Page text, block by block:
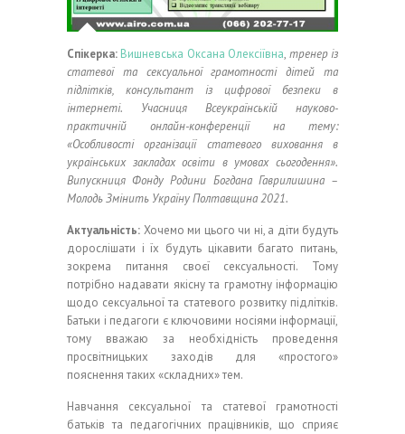
Спікерка: Вишневська Оксана Олексіївна, тренер із
статевої та сексуальної грамотності дітей та
підлітків, консультант із цифрової безпеки в
інтернеті.
Учасниця Всеукраїнській науково-
практичній онлайн-конференції на тему:
«Особливості організації статевого виховання в
українських закладах освіти в умовах сьогодення».
Випускниця Фонду Родини Богдана Гаврилишина –
Молодь Змінить Україну Полтавщина 2021.
Актуальність: Хочемо ми цього чи ні, а діти будуть
дорослішати і їх будуть цікавити багато питань,
зокрема питання своєї сексуальності. Тому
потрібно надавати якісну та грамотну інформацію
щодо сексуальної та статевого розвитку підлітків.
Батьки і педагоги є ключовими носіями інформації,
тому вважаю за необхідність проведення
просвітницьких заходів для «простого»
пояснення таких «складних» тем.
Навчання сексуальної та статевої грамотності
батьків та педагогічних працівників, що сприяє